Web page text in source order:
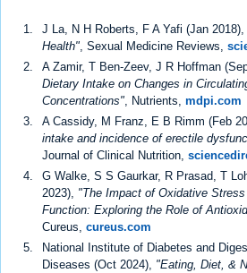
J La, N H Roberts, F A Yafi (Jan 2018),
Health", Sexual Medicine Reviews,
A Zamir, T Ben-Zeev, J R Hoffman
Dietary Intake on Changes in
Concentrations" , Nutrients, mdpi.com
A Cassidy, M Franz, E B Rimm (Feb
intake and incidence of erectile
Journal of Clinical Nutrition,
G Walke, S S Gaurkar, R Prasad, T
2023), "The Impact of Oxidative
Function: Exploring the Role of
Cureus, cureus.com
National Institute of Diabetes and
Diseases (Oct 2024), "Eating, Diet, &